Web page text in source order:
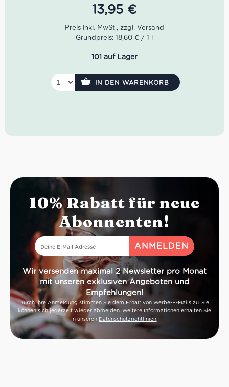
Gerichten, erste Gänge mit Nudeln und Reis auf Gemüse-
und Fischbasis, Cremes, Suppen mit Gemüse und Pilzen,
sowie delikate zweite Gänge mit Süß- und
Idealer Versandkarton: 21 Flaschen
Farbe: Strohgelb mit grünlichen Reflexen.
Geruch: Zitrisch, besonders Grapefruit.
13,95 €
Grundpreis: 18,60 € / 1 l
101 auf Lager
IN DEN WARENKORB
10% Rabatt für neue
Abonnenten!
Wir versenden maximal 2 Newsletter pro Monat
mit unseren exklusiven Angeboten und
Empfehlungen!
Durch Ihre Anmeldung stimmen Sie dem Erhalt von Werbe-E-Mails zu. Sie
können sich jederzeit wieder abmelden. Weitere Informationen erhalten Sie
in unseren Datenschutzrichtlinien